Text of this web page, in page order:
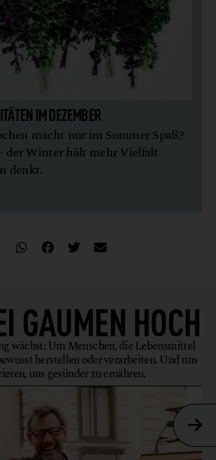
IM DEZEMBER
macht nur im Sommer Spaß?
der Winter hält mehr Vielfalt
denkt.
GAUMEN HOCH
wächst: Um Menschen, die Lebensmittel
herstellen oder verarbeiten. Und uns
uns gesünder zu ernähren.